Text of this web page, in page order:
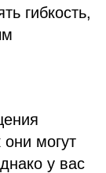
гибкость,
могут
у вас